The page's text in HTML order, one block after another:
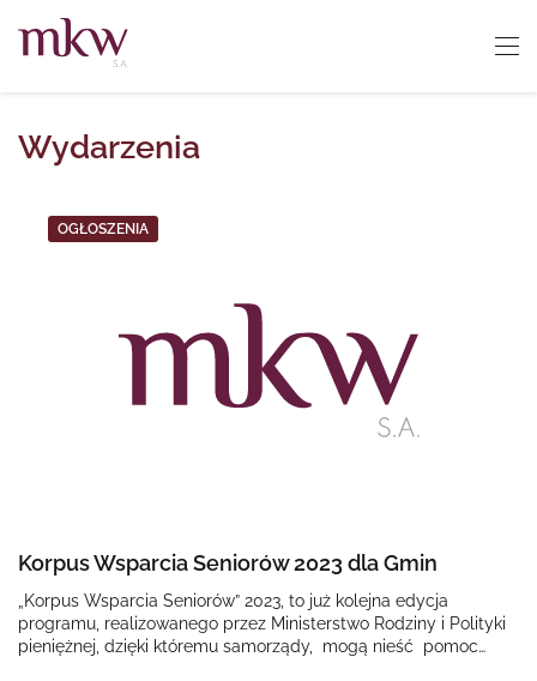
Wydarzenia
OGŁOSZENIA
Korpus Wsparcia Seniorów 2023 dla Gmin
„Korpus Wsparcia Seniorów” 2023, to już kolejna edycja
programu, realizowanego przez Ministerstwo Rodziny i Polityki
pieniężnej, dzięki któremu samorządy, mogą nieść pomoc